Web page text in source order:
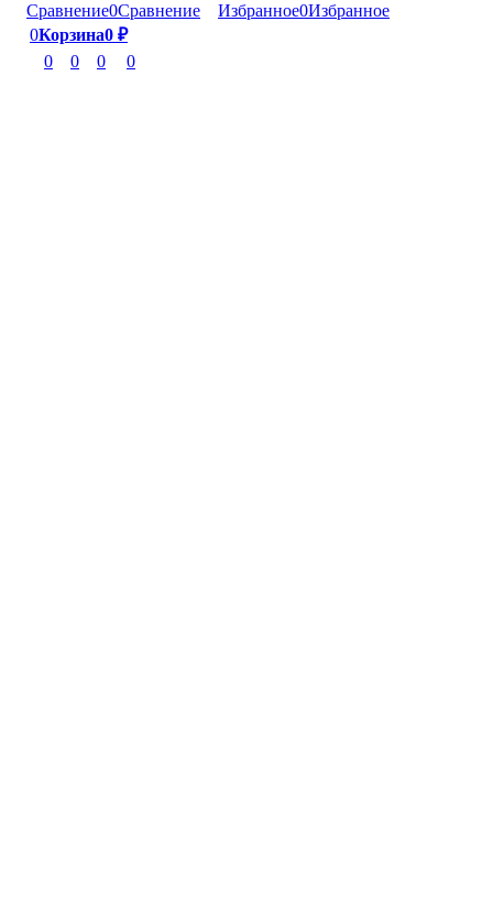
Сравнение0Сравнение Избранное0Избранное
0Корзина0 ₽
0
0 0 0